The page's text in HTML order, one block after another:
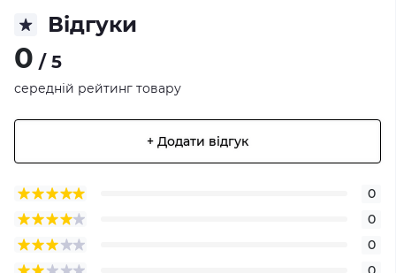
Відгуки
0 / 5
середній рейтинг товару
+ Додати відгук
0
0
0